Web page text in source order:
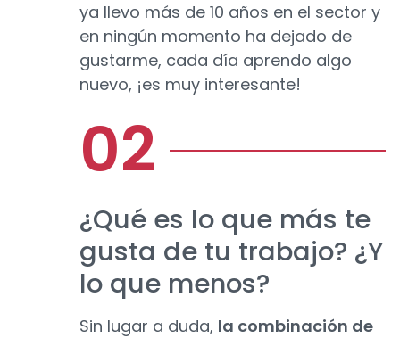
ya llevo más de 10 años en el sector y
en ningún momento ha dejado de
gustarme, cada día aprendo algo
nuevo, ¡es muy interesante!
¿Qué es lo que más te
gusta de tu trabajo? ¿Y
lo que menos?
Sin lugar a duda, la combinación de